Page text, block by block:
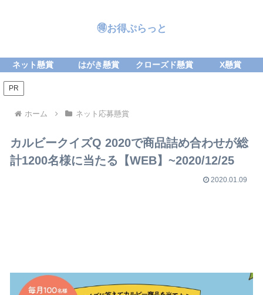
🉐お得ぷらっと
ネット懸賞 はがき懸賞 クローズド懸賞 X懸賞
PR
ホーム ネット応募懸賞
カルビークイズQ 2020で商品詰め合わせが総
計1200名様に当たる【WEB】~2020/12/25
2020.01.09